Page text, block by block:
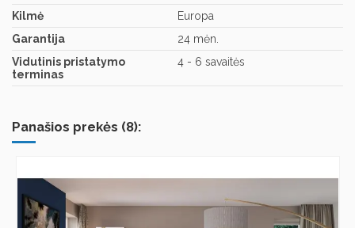
Kilmė
Europa
Garantija
24 mėn.
Vidutinis pristatymo
terminas
4 - 6 savaitės
Panašios prekės (8):